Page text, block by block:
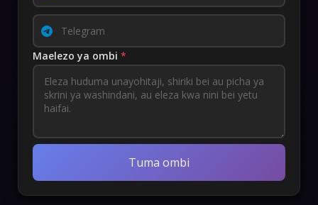
Maelezo ya ombi *
Tuma ombi